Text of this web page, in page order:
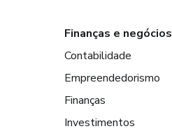
Finanças e negócios
Contabilidade
Empreendedorismo
Finanças
Investimentos